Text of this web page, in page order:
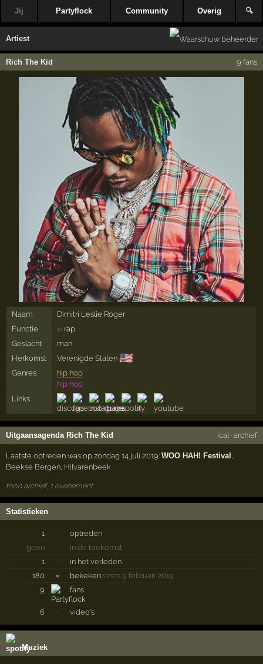
Jij Partyflock Community Overig 🔍
Artiest
Rich The Kid 9 fans
Naam
Dimitri Leslie Roger
Functie
1× rap
Geslacht
man
Herkomst
Verenigde Staten 🇺🇸
Genres
hip hop
hip hop
Links
Uitgaansagenda Rich The Kid ical· archief
Laatste optreden was op zondag 14 juli 2019:WOO HAH! Festival
Beekse Bergen Hilvarenbeek
toon archief, 1 evenement
Statistieken
1 ·
optreden
geen
·
in de toekomst
1
·
in het verleden
180
× bekeken sinds 9 februari 2019
9
fans
6 · video's
Muziek